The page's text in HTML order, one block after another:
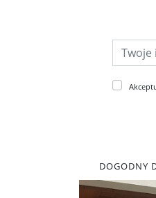
Twoje
DOGODNY